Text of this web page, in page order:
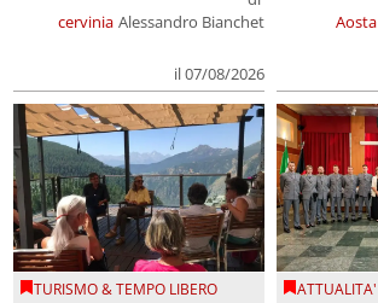
cervinia Alessandro Bianchet
il 07/08/2026
Aosta
TURISMO & TEMPO LIBERO ATTUALITA'